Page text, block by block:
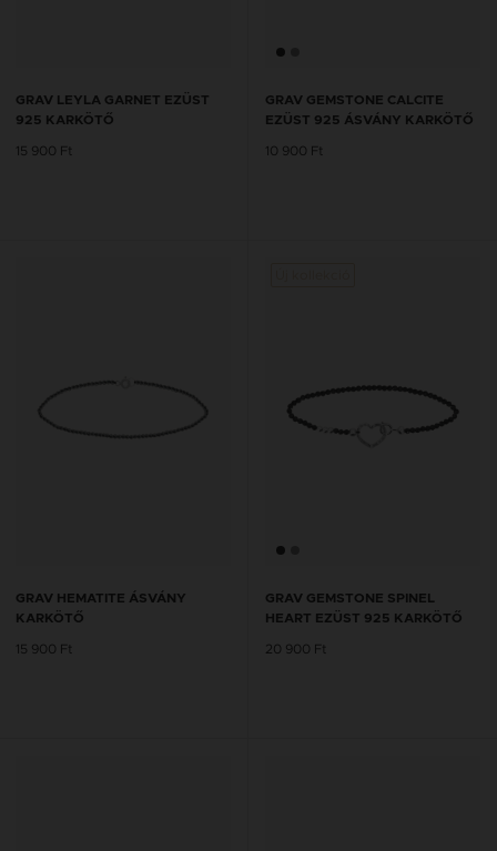
GRAV LEYLA GARNET EZÜST
925 KARKÖTŐ
15 900 Ft
GRAV GEMSTONE CALCITE
EZÜST 925 ÁSVÁNY KARKÖTŐ
10 900 Ft
GRAV HEMATITE ÁSVÁNY
KARKÖTŐ
15 900 Ft
GRAV GEMSTONE SPINEL
HEART EZÜST 925 KARKÖTŐ
20 900 Ft